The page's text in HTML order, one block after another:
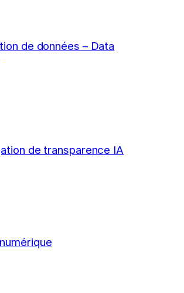
de données – Data
de transparence IA